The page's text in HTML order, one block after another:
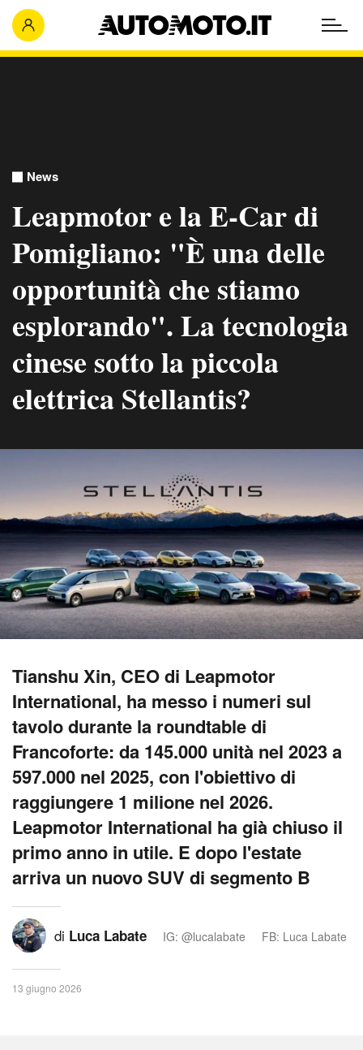
News
Leapmotor e la E-Car di
Pomigliano: "È una delle
opportunità che stiamo
esplorando". La tecnologia
cinese sotto la piccola
elettrica Stellantis?
Tianshu Xin, CEO di Leapmotor
International, ha messo i numeri sul
tavolo durante la roundtable di
Francoforte: da 145.000 unità nel 2023 a
597.000 nel 2025, con l'obiettivo di
raggiungere 1 milione nel 2026.
Leapmotor International ha già chiuso il
primo anno in utile. E dopo l'estate
arriva un nuovo SUV di segmento B
di Luca Labate IG: @lucalabate FB: Luca Labate
13 giugno 2026